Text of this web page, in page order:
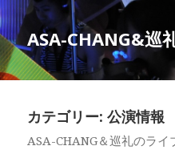
ASA-CHANG&巡
カテゴリー: 公演情報
ASA-CHANG＆巡礼のライ